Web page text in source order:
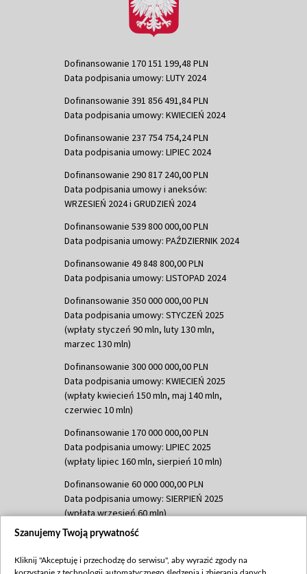
Dofinansowanie 170 151 199,48 PLN
Data podpisania umowy: LUTY 2024
Dofinansowanie 391 856 491,84 PLN
Data podpisania umowy: KWIECIEŃ 2024
Dofinansowanie 237 754 754,24 PLN
Data podpisania umowy: LIPIEC 2024
Dofinansowanie 290 817 240,00 PLN
Data podpisania umowy i aneksów:
WRZESIEŃ 2024 i GRUDZIEŃ 2024
Dofinansowanie 539 800 000,00 PLN
Data podpisania umowy: PAŹDZIERNIK 2024
Dofinansowanie 49 848 800,00 PLN
Data podpisania umowy: LISTOPAD 2024
Dofinansowanie 350 000 000,00 PLN
Data podpisania umowy: STYCZEŃ 2025
(wpłaty styczeń 90 mln, luty 130 mln,
marzec 130 mln)
Dofinansowanie 300 000 000,00 PLN
Data podpisania umowy: KWIECIEŃ 2025
(wpłaty kwiecień 150 mln, maj 140 mln,
czerwiec 10 mln)
Dofinansowanie 170 000 000,00 PLN
Data podpisania umowy: LIPIEC 2025
(wpłaty lipiec 160 mln, sierpień 10 mln)
Dofinansowanie 60 000 000,00 PLN
Data podpisania umowy: SIERPIEŃ 2025
(wpłata wrzesień 60 mln)
Dofinansowanie 635 783 051,21 PLN
(wpłata wrzesień 100 mln, październik 350
Szanujemy Twoją prywatność
Kliknij "Akceptuję i przechodzę do serwisu", aby wyrazić zgody na